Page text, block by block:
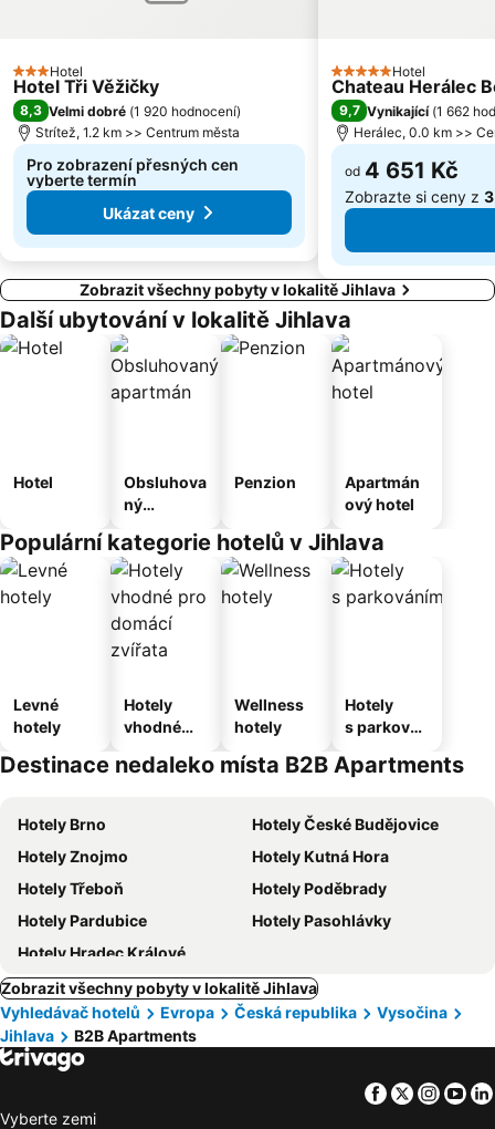
3 Počet hvězdiček
Hotel
Hotel Tři Věžičky
8,3 Velmi dobré (1 920 hodnocení)
Strítež, 1.2 km >> Centrum města
Pro zobrazení přesných cen
vyberte termín
Ukázat ceny
5 Počet hvězdiček
Hotel
Chateau Herálec
9,7 Vynikající (1 662
Herálec, 0.0 km >>
od 4 651 Kč
Zobrazte si ceny z
Zobrazit všechny pobyty v lokalitě Jihlava
Další ubytování v lokalitě Jihlava
Hotel
Obsluhova
ný
Penzion
Apartmán
ový hotel
Populární kategorie hotelů v Jihlava
Levné
hotely
Hotely
vhodné
domácí
Wellness
hotely
Hotely
s parkován
Destinace nedaleko místa B2B Apartments
Hotely Brno
Hotely České Budějovice
Hotely Znojmo
Hotely Kutná Hora
Hotely Třeboň
Hotely Poděbrady
Hotely Pardubice
Hotely Pasohlávky
Hotely Hradec Králové
Zobrazit všechny pobyty v lokalitě Jihlava
Vyhledávač hotelů
Evropa Česká republika
Vysočina
Jihlava
B2B Apartments
Facebook
Twitter
Vyberte zemi